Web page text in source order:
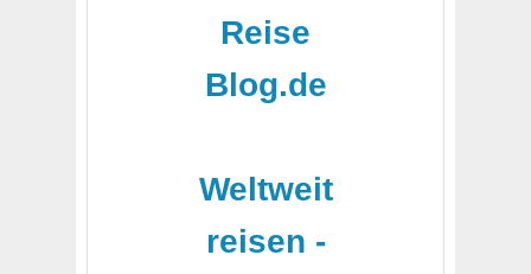
Reise
Blog.de
Weltweit
reisen -